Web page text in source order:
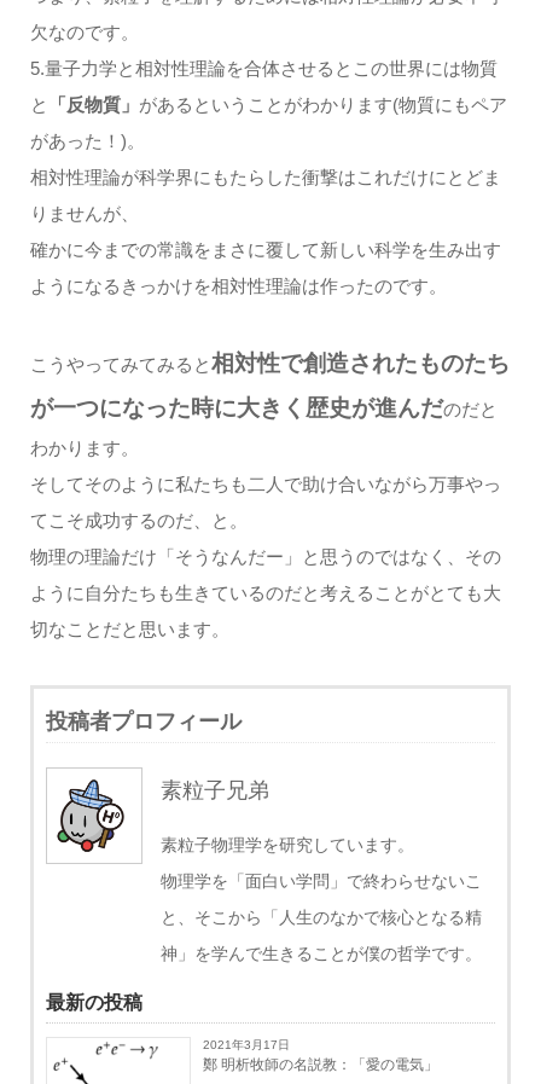
欠なのです。
5.量子力学と相対性理論を合体させるとこの世界には物質
と
「反物質」 があるということがわかります(物質にもペア
があった！)。
相対性理論が科学界にもたらした衝撃はこれだけにとどま
りませんが、
確かに今までの常識をまさに覆して新しい科学を生み出す
ようになるきっかけを相対性理論は作ったのです。
こうやってみてみると相対性で創造されたものたち
が一つになった時に大きく歴史が進んだのだと
わかります。
そしてそのように私たちも二人で助け合いながら万事やっ
てこそ成功するのだ、と。
物理の理論だけ「そうなんだー」と思うのではなく、その
ように自分たちも生きているのだと考えることがとても大
切なことだと思います。
投稿者プロフィール
素粒子兄弟
素粒子物理学を研究しています。
物理学を「面白い学問」で終わらせないこ
と、そこから「人生のなかで核心となる精
神」を学んで生きることが僕の哲学です。
最新の投稿
2021年3月17日
鄭 明析牧師の名説教：「愛の電気」